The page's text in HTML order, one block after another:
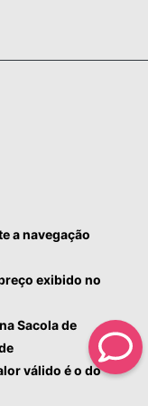
a navegação
exibido no
Sacola de
válido é o do